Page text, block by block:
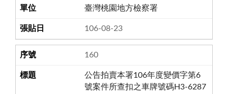
臺灣桃園地方檢察署
106-08-23
160
公告拍賣本署106年度變價字第6
號案件所查扣之車牌號碼H3-6287